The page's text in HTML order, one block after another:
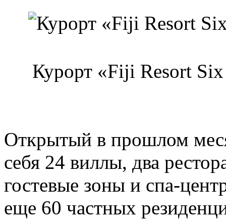
Курорт «Fiji Resort
Открытый в прошлом
себя 24 виллы, два
гостевые зоны и спа-
еще 60 частных